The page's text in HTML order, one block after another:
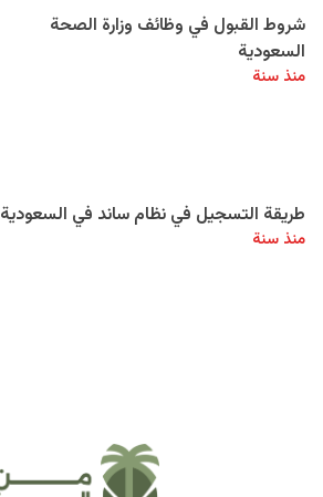
شروط القبول في وظائف وزارة الصحة
السعودية
منذ سنة
طريقة التسجيل في نظام ساند في السعودية
منذ سنة